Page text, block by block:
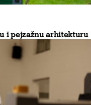
i pejzažnu arhitekturu